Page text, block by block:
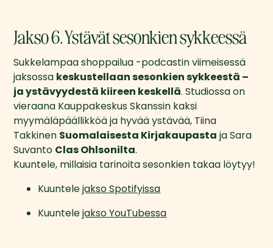
Jakso 6. Ystävät sesonkien sykkeessä
Sukkelampaa shoppailua -podcastin viimeisessä
jaksossa keskustellaan sesonkien sykkeestä –
ja ystävyydestä kiireen keskellä. Studiossa on
vieraana Kauppakeskus Skanssin kaksi
myymäläpäällikköä ja hyvää ystävää, Tiina
Takkinen Suomalaisesta Kirjakaupasta ja Sara
Suvanto Clas Ohlsonilta.
Kuuntele, millaisia tarinoita sesonkien takaa löytyy!
Kuuntele jakso Spotifyissa
Kuuntele jakso YouTubessa